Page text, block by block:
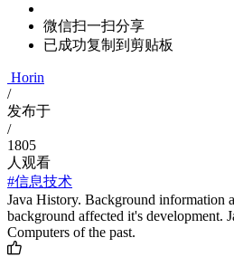
微信扫一扫分享
已成功复制到剪贴板
Horin
/
发布于
/
1805
人观看
#信息技术
Java History. Background information
background affected it's development.
Computers of the past.